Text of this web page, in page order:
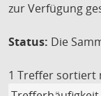
zur Verfügung
Status: Die
1 Treffer sortiert